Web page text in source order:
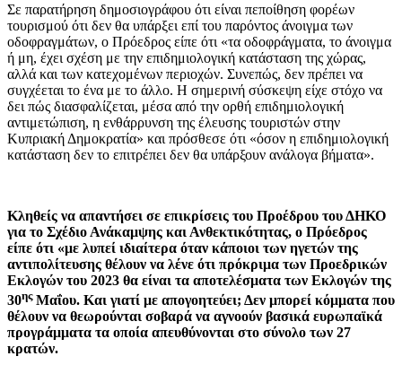
Σε παρατήρηση δημοσιογράφου ότι είναι πεποίθηση φορέων
τουρισμού ότι δεν θα υπάρξει επί του παρόντος άνοιγμα των
οδοφραγμάτων, ο Πρόεδρος είπε ότι «τα οδοφράγματα, το άνοιγμα
ή μη, έχει σχέση με την επιδημιολογική κατάσταση της χώρας,
αλλά και των κατεχομένων περιοχών. Συνεπώς, δεν πρέπει να
συγχέεται το ένα με το άλλο. Η σημερινή σύσκεψη είχε στόχο να
δει πώς διασφαλίζεται, μέσα από την ορθή επιδημιολογική
αντιμετώπιση, η ενθάρρυνση της έλευσης τουριστών στην
Κυπριακή Δημοκρατία» και πρόσθεσε ότι «όσον η επιδημιολογική
κατάσταση δεν το επιτρέπει δεν θα υπάρξουν ανάλογα βήματα».
Κληθείς να απαντήσει σε επικρίσεις του Προέδρου του ΔΗΚΟ
για το Σχέδιο Ανάκαμψης και Ανθεκτικότητας, ο Πρόεδρος
είπε ότι «με λυπεί ιδιαίτερα όταν κάποιοι των ηγετών της
αντιπολίτευσης θέλουν να λένε ότι πρόκριμα των Προεδρικών
Εκλογών του 2023 θα είναι τα αποτελέσματα των Εκλογών της
30ηςΜαΐου. Και γιατί με απογοητεύει; Δεν μπορεί κόμματα που
θέλουν να θεωρούνται σοβαρά να αγνοούν βασικά ευρωπαϊκά
προγράμματα τα οποία απευθύνονται στο σύνολο των 27
κρατών.